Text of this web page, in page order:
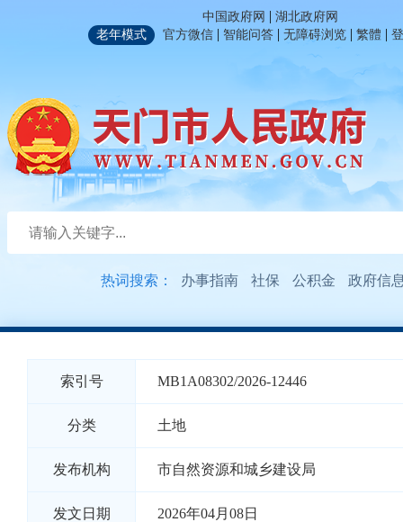
中国政府网 | 湖北政府网
老年模式
官方微信 | 智能问答 | 无障碍浏览 | 繁體 |
热词搜索： 办事指南 社保 公积金 政府信
索引号 MB1A08302/2026-12446
分类 土地
发布机构 市自然资源和城乡建设局
发文日期 2026年04月08日